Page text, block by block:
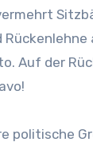
Auf der
politische